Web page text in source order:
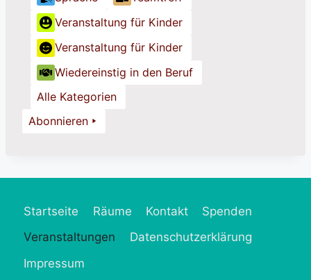
Veranstaltung für Kinder
Veranstaltung für Kinder
Wiedereinstig in den Beruf
Alle Kategorien
Abonnieren
Startseite Räume Kontakt
Spenden
Veranstaltungen
Datenschutzerklärung
Impressum